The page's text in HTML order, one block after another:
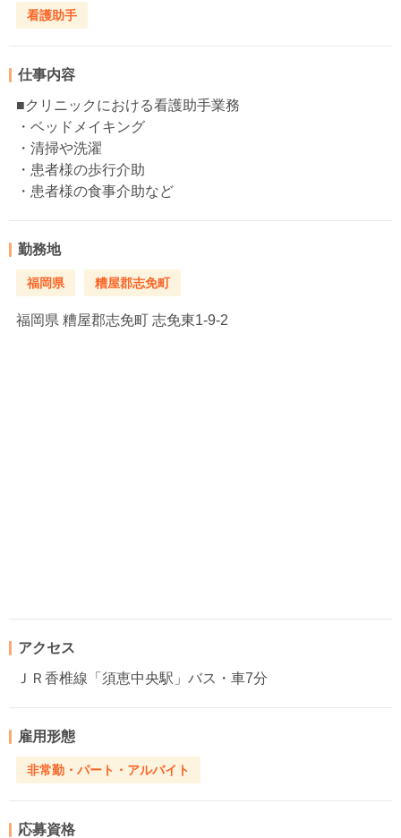
看護助手
仕事内容
■クリニックにおける看護助手業務
・ベッドメイキング
・清掃や洗濯
・患者様の歩行介助
・患者様の食事介助など
勤務地
福岡県 糟屋郡志免町
福岡県 糟屋郡志免町 志免東1-9-2
アクセス
ＪＲ香椎線「須恵中央駅」バス・車7分
雇用形態
非常勤・パート・アルバイト
応募資格